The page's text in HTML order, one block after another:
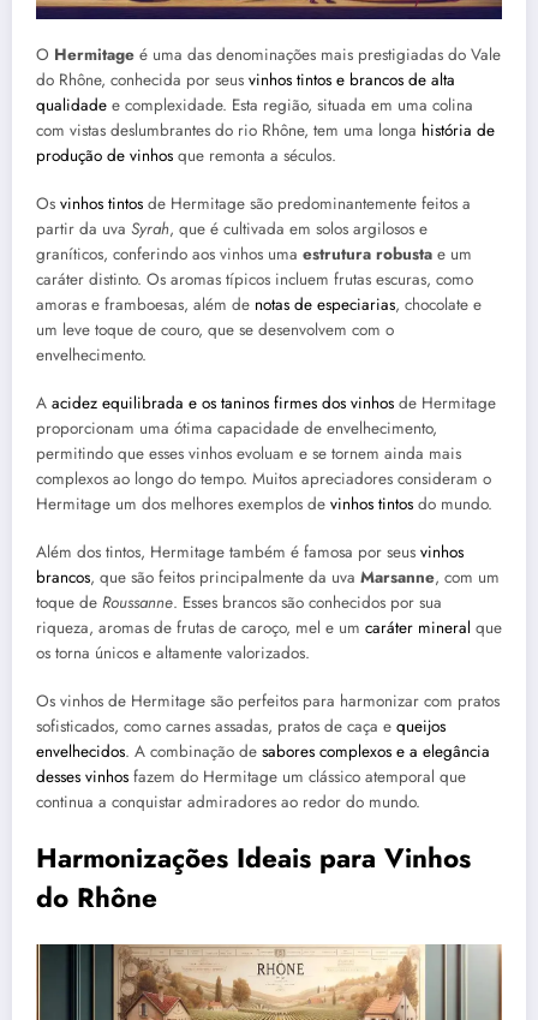
O Hermitage é uma das denominações mais prestigiadas do Vale
do Rhône, conhecida por seus vinhos tintos e brancos de alta
qualidade e complexidade. Esta região, situada em uma colina
com vistas deslumbrantes do rio Rhône, tem uma longa história de
produção de vinhos que remonta a séculos.
Os vinhos tintos de Hermitage são predominantemente feitos a
partir da uva Syrah, que é cultivada em solos argilosos e
graníticos, conferindo aos vinhos uma estrutura robusta e um
caráter distinto. Os aromas típicos incluem frutas escuras, como
amoras e framboesas, além de notas de especiarias, chocolate e
um leve toque de couro, que se desenvolvem com o
envelhecimento.
A acidez equilibrada e os taninos firmes dos vinhos de Hermitage
proporcionam uma ótima capacidade de envelhecimento,
permitindo que esses vinhos evoluam e se tornem ainda mais
complexos ao longo do tempo. Muitos apreciadores consideram o
Hermitage um dos melhores exemplos de vinhos tintos do mundo.
Além dos tintos, Hermitage também é famosa por seus vinhos
brancos, que são feitos principalmente da uva Marsanne, com um
toque de Roussanne. Esses brancos são conhecidos por sua
riqueza, aromas de frutas de caroço, mel e um caráter mineral que
os torna únicos e altamente valorizados.
Os vinhos de Hermitage são perfeitos para harmonizar com pratos
sofisticados, como carnes assadas, pratos de caça e queijos
envelhecidos. A combinação de sabores complexos e a elegância
desses vinhos fazem do Hermitage um clássico atemporal que
continua a conquistar admiradores ao redor do mundo.
Harmonizações Ideais para Vinhos
do Rhône